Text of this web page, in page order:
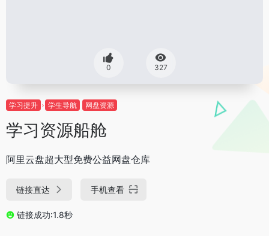
0 327
学习提升 学生导航 网盘资源
学习资源船舱
阿里云盘超大型免费公益网盘仓库
链接直达 手机查看
链接成功:1.8秒